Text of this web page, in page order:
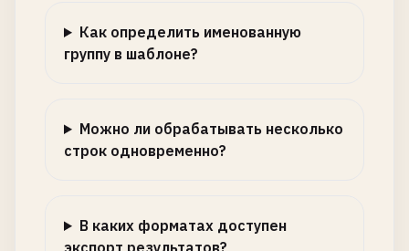
Как определить именованную
группу в шаблоне?
Можно ли обрабатывать несколько
строк одновременно?
В каких форматах доступен
экспорт результатов?